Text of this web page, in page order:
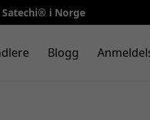
i Norge
Blogg